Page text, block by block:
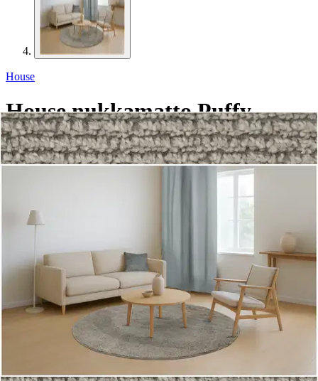
House
House nukkamatto Puffy
pyöreä 130 cm vaaleanharmaa
Asiakasomistajahinta
Verkkokaupan hinta
Valitse toimitustapa
Nouto myymälästä
Ilmainen
Siirry valitsemaan myymälä
Toimitus
Alk. 4,95 €